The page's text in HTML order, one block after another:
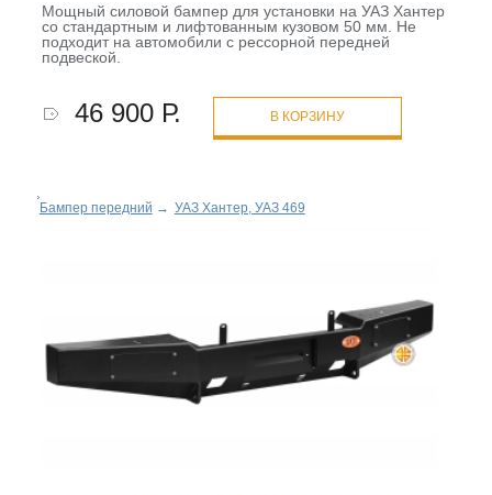
Мощный силовой бампер для установки на УАЗ Хантер
со стандартным и лифтованным кузовом 50 мм. Не
подходит на автомобили с рессорной передней
подвеской.
46 900 Р. В КОРЗИНУ
Бампер передний → УАЗ Хантер, УАЗ 469